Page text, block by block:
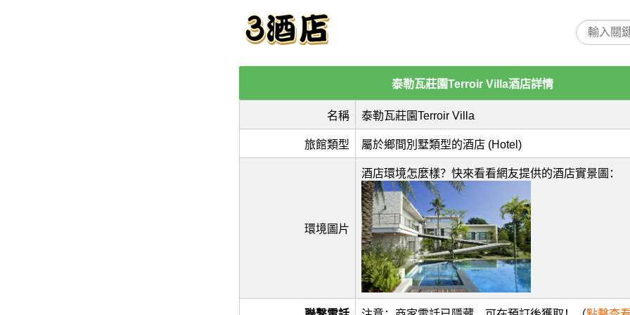
泰勒瓦莊園Terroir Villa酒店詳情
名稱 泰勒瓦莊園Terroir Villa
旅館類型 屬於鄉間別墅類型的酒店 (Hotel)
環境圖片
酒店環境怎麼樣？快來看看網友提供的酒店實景圖：